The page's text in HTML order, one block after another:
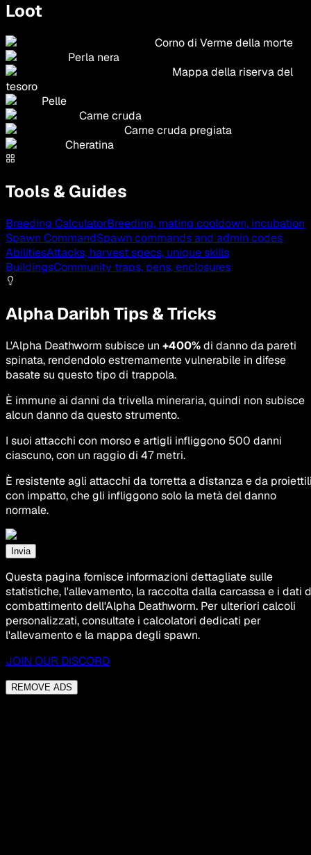
Loot
Corno di Verme della morte
Perla nera
Mappa della riserva del
tesoro
Pelle
Carne cruda
Carne cruda pregiata
Cheratina
Tools & Guides
Breeding CalculatorBreeding, mating cooldown, incubation
Spawn CommandSpawn commands and admin codes
AbilitiesAttacks, harvest specs, unique skills
BuildingsCommunity traps, pens, enclosures
Alpha Daribh Tips & Tricks
L'Alpha Deathworm subisce un +400%di danno da pareti
spinata, rendendolo estremamente vulnerabile in difese
basate su questo tipo di trappola.
È immune ai danni da trivella mineraria, quindi non subisce
alcun danno da questo strumento.
I suoi attacchi con morso e artigli infliggono 500 danni
ciascuno, con un raggio di 47 metri.
È resistente agli attacchi da torretta a distanza e da
con impatto, che gli infliggono solo la metà del danno
normale.
Invia
Questa pagina fornisce informazioni dettagliate sulle
statistiche, l'allevamento, la raccolta dalla carcassa e i dati
combattimento dell'Alpha Deathworm. Per ulteriori calcoli
personalizzati, consultate i calcolatori dedicati per
l'allevamento e la mappa degli spawn.
JOIN OUR DISCORD
REMOVE ADS